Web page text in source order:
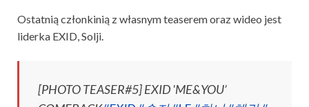
Ostatnią członkinią z własnym teaserem oraz wideo jest
liderka EXID, Solji.
[PHOTO TEASER#5] EXID 'ME&YOU’